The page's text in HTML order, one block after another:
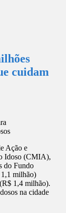
cuidam
Ação e
Idoso (CMIA),
do Fundo
milhão)
1,4 milhão).
na cidade